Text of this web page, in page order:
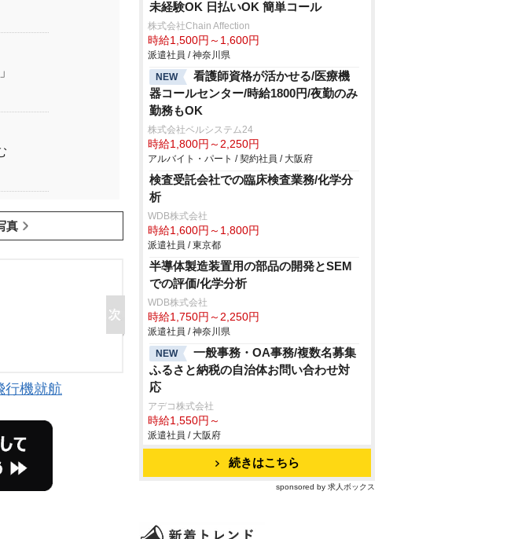
真
行機就航
未経験OK 日払いOK 簡単コール
株式会社Chain Affection
時給1,500円～1,600円
派遣社員 / 神奈川県
NEW
看護師資格が活かせる/医療機
器コールセンター/時給1800円/夜勤のみ
勤務もOK
株式会社ベルシステム24
時給1,800円～2,250円
アルバイト・パート / 契約社員 / 大阪府
検査受託会社での臨床検査業務/化学分
析
WDB株式会社
時給1,600円～1,800円
派遣社員 / 東京都
半導体製造装置用の部品の開発とSEM
での評価/化学分析
WDB株式会社
時給1,750円～2,250円
派遣社員 / 神奈川県
NEW
一般事務・OA事務/複数名募集
ふるさと納税の自治体お問い合わせ対
応
アデコ株式会社
時給1,550円～
派遣社員 / 大阪府
続きはこちら
sponsored by 求人ボックス